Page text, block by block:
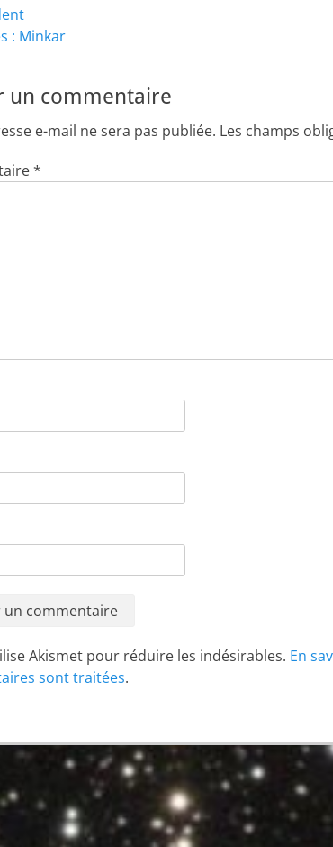
: Minkar
un commentaire
e-mail ne sera pas publiée. Les champs
*
Akismet pour réduire les indésirables. En
sont traitées.